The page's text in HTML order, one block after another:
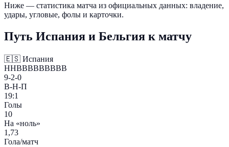
Ниже — статистика матча из официальных данных: владение,
удары, угловые, фолы и карточки.
Путь Испания и Бельгия к матчу
🇪🇸 Испания
ННВВВВВВВВВ
9-2-0
В-Н-П
19:1
Голы
10
На «ноль»
1,73
Гола/матч